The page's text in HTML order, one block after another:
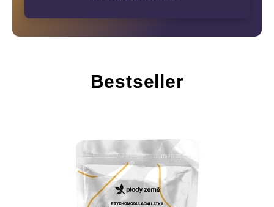
Bestseller